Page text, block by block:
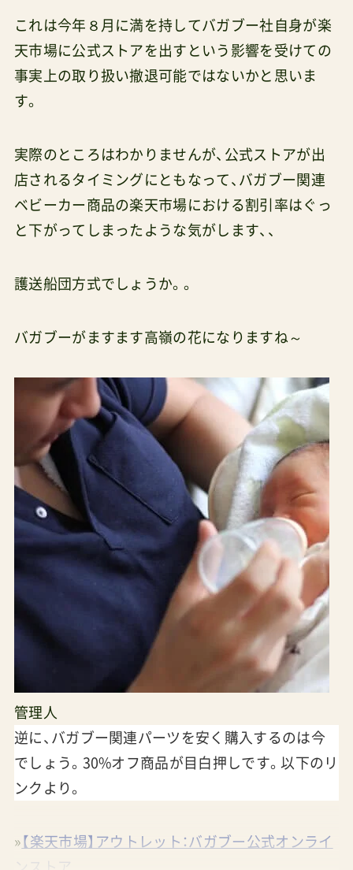
これは今年８月に満を持してバガブー社自身が楽
天市場に公式ストアを出すという影響を受けての
事実上の取り扱い撤退可能ではないかと思いま
す。
実際のところはわかりませんが、公式ストアが出
店されるタイミングにともなって、バガブー関連
ベビーカー商品の楽天市場における割引率はぐっ
と下がってしまったような気がします、、
護送船団方式でしょうか。。
バガブーがますます高嶺の花になりますね～
管理人
逆に、バガブー関連パーツを安く購入するのは今
でしょう。30%オフ商品が目白押しです。以下のリ
ンクより。
» 【楽天市場】アウトレット：バガブー公式オンライ